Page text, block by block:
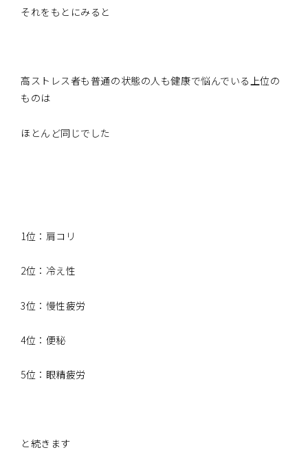
それをもとにみると
高ストレス者も普通の状態の人も健康で悩んでいる上位の
ものは
ほとんど同じでした
1位：肩コリ
2位：冷え性
3位：慢性疲労
4位：便秘
5位：眼精疲労
と続きます